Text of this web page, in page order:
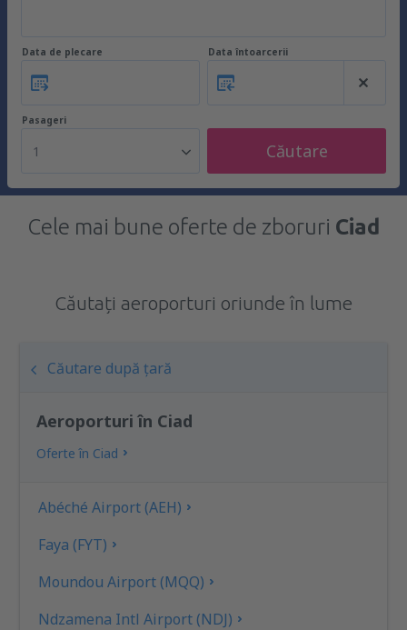
Data de plecare Data întoarcerii
Pasageri
1 Căutare
Cele mai bune oferte de zboruri Ciad
Căutați aeroporturi oriunde în lume
Căutare după țară
Aeroporturi în Ciad
Oferte în Ciad
Abéché Airport (AEH)
Faya (FYT)
Moundou Airport (MQQ)
Ndzamena Intl Airport (NDJ)